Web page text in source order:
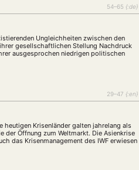
54–65 {:de}
Ungleichheiten zwischen den
gesellschaftlichen Stellung Nachdruck
ausgesprochen niedrigen politischen
29–47 {:en}
heutigen Krisenländer galten jahrelang als
Öffnung zum Weltmarkt. Die Asienkrise
das Krisenmanagement des IWF erwiesen